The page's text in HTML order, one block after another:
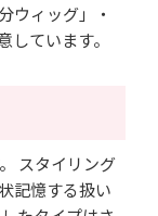
ウィッグ」・
ています。
スタイリング
記憶する扱い